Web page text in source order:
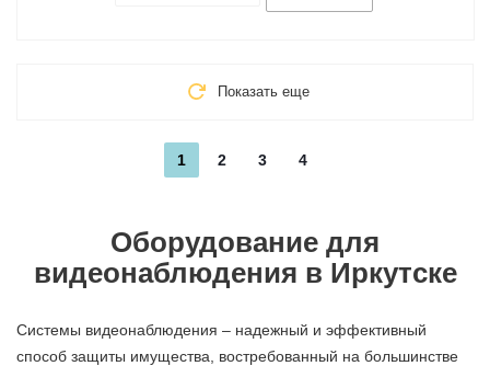
Показать еще
1 2 3 4
Оборудование для
видеонаблюдения в Иркутске
Системы видеонаблюдения – надежный и эффективный
способ защиты имущества, востребованный на большинстве